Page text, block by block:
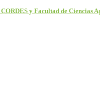
y Facultad de Ciencias